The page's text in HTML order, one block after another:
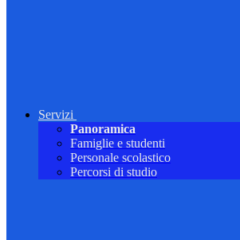
Servizi
Panoramica
Famiglie e studenti
Personale scolastico
Percorsi di studio